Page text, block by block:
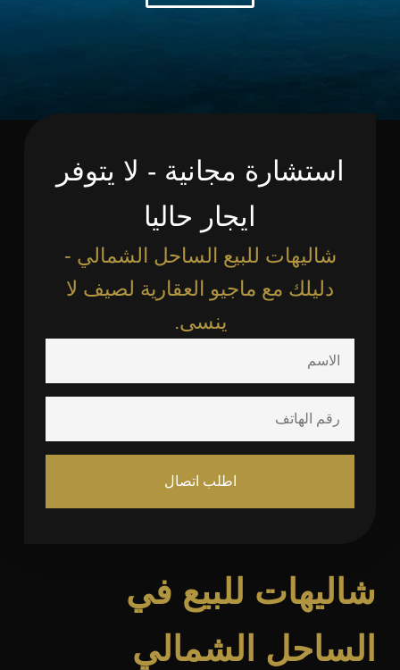
استشارة مجانية - لا يتوفر
ايجار حاليا
شاليهات للبيع الساحل الشمالي -
دليلك مع ماجيو العقارية لصيف لا
ينسى.
اطلب اتصال
شاليهات للبيع في
الساحل الشمالي